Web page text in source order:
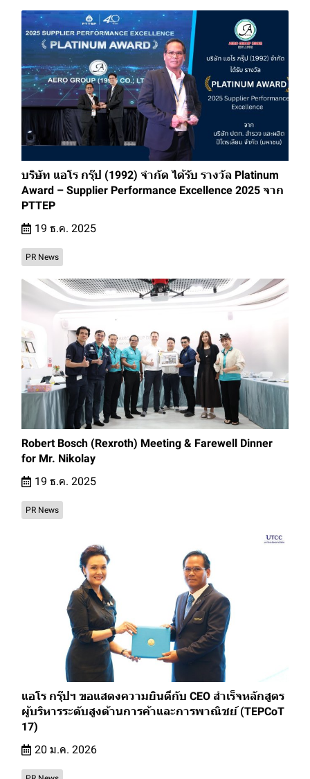
บริษัท แอโร กรุ๊ป (1992) จำกัด ได้รับ รางวัล Platinum
Award – Supplier Performance Excellence 2025 จาก
PTTEP
19 ธ.ค. 2025
PR News
Robert Bosch (Rexroth) Meeting & Farewell Dinner
for Mr. Nikolay
19 ธ.ค. 2025
PR News
แอโร กรุ๊ปฯ ขอแสดงความยินดีกับ CEO สำเร็จหลักสูตร
ผู้บริหารระดับสูงด้านการค้าและการพาณิชย์ (TEPCoT
17)
20 ม.ค. 2026